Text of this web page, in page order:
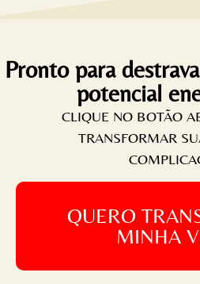
Pronto para
potencial
CLIQUE NO BOTÃO
TRANSFORMAR
QUERO
MINHA